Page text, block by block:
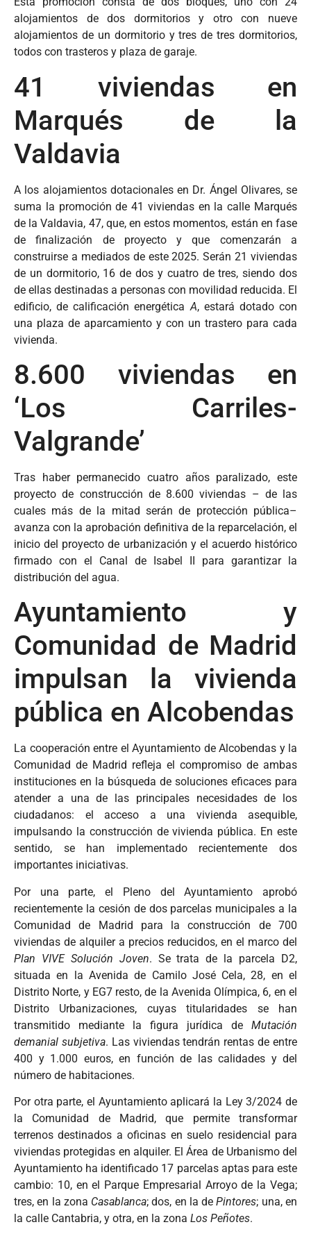
alojamientos de dos dormitorios y otro con nueve
alojamientos de un dormitorio y tres de tres dormitorios,
todos con trasteros y plaza de garaje.
41 viviendas en
Marqués de la
Valdavia
A los alojamientos dotacionales en Dr. Ángel Olivares, se
suma la promoción de 41 viviendas en la calle Marqués
de la Valdavia, 47, que, en estos momentos, están en fase
de finalización de proyecto y que comenzarán a
construirse a mediados de este 2025. Serán 21 viviendas
de un dormitorio, 16 de dos y cuatro de tres, siendo dos
de ellas destinadas a personas con movilidad reducida. El
edificio, de calificación energética A, estará dotado con
una plaza de aparcamiento y con un trastero para cada
vivienda.
8.600 viviendas en
‘Los Carriles-
Valgrande’
Tras haber permanecido cuatro años paralizado, este
proyecto de construcción de 8.600 viviendas – de las
cuales más de la mitad serán de protección pública–
avanza con la aprobación definitiva de la reparcelación, el
inicio del proyecto de urbanización y el acuerdo histórico
firmado con el Canal de Isabel II para garantizar la
distribución del agua.
Ayuntamiento y
Comunidad de Madrid
impulsan la vivienda
pública en Alcobendas
La cooperación entre el Ayuntamiento de Alcobendas y la
Comunidad de Madrid refleja el compromiso de ambas
instituciones en la búsqueda de soluciones eficaces para
atender a una de las principales necesidades de los
ciudadanos: el acceso a una vivienda asequible,
impulsando la construcción de vivienda pública. En este
sentido, se han implementado recientemente dos
importantes iniciativas.
Por una parte, el Pleno del Ayuntamiento aprobó
recientemente la cesión de dos parcelas municipales a la
Comunidad de Madrid para la construcción de 700
viviendas de alquiler a precios reducidos, en el marco del
Plan VIVE Solución Joven. Se trata de la parcela D2,
situada en la Avenida de Camilo José Cela, 28, en el
Distrito Norte, y EG7 resto, de la Avenida Olímpica, 6, en el
Distrito Urbanizaciones, cuyas titularidades se han
transmitido mediante la figura jurídica de Mutación
demanial subjetiva. Las viviendas tendrán rentas de entre
400 y 1.000 euros, en función de las calidades y del
número de habitaciones.
Por otra parte, el Ayuntamiento aplicará la Ley 3/2024 de
la Comunidad de Madrid, que permite transformar
terrenos destinados a oficinas en suelo residencial para
viviendas protegidas en alquiler. El Área de Urbanismo del
Ayuntamiento ha identificado 17 parcelas aptas para este
cambio: 10, en el Parque Empresarial Arroyo de la Vega;
tres, en la zona Casablanca; dos, en la dePintores; una, en
la calle Cantabria, y otra, en la zona Los Peñotes.